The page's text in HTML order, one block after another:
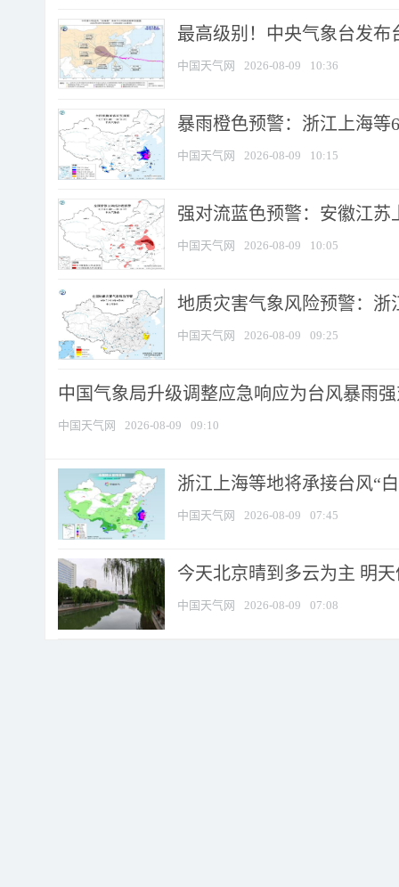
最高级别！中央气象台发布
中国天气网 2026-08-09 10:36
暴雨橙色预警：浙江上海等
中国天气网 2026-08-09 10:15
强对流蓝色预警：安徽江苏
中国天气网 2026-08-09 10:05
地质灾害气象风险预警：浙
中国天气网 2026-08-09 09:25
中国气象局升级调整应急响应为台风暴雨
中国天气网 2026-08-09 09:10
浙江上海等地将承接台风“
中国天气网 2026-08-09 07:45
今天北京晴到多云为主 明
中国天气网 2026-08-09 07:08